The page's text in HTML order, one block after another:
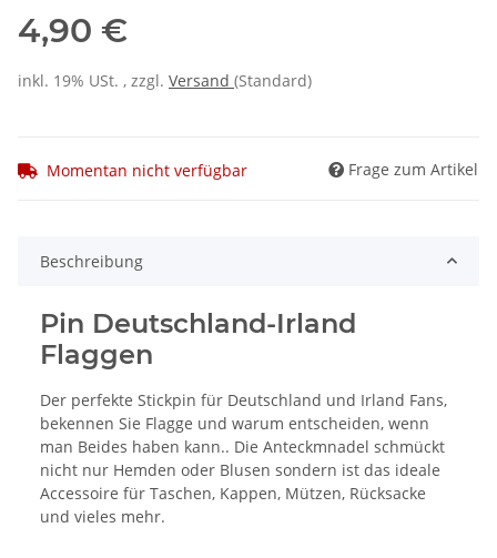
4,90 €
inkl. 19% USt. , zzgl. Versand (Standard)
Momentan nicht verfügbar Frage zum Artikel
Beschreibung
Pin Deutschland-Irland
Flaggen
Der perfekte Stickpin für Deutschland und Irland Fans,
bekennen Sie Flagge und warum entscheiden, wenn
man Beides haben kann.. Die Anteckmnadel schmückt
nicht nur Hemden oder Blusen sondern ist das ideale
Accessoire für Taschen, Kappen, Mützen, Rücksacke
und vieles mehr.